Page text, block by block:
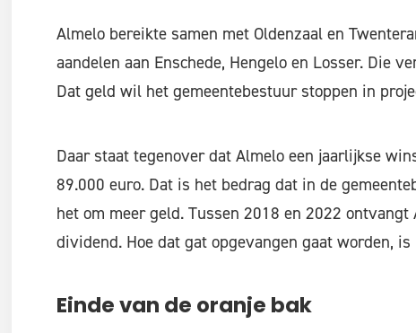
Almelo bereikte samen met Oldenzaal en
aandelen aan Enschede, Hengelo en Losser. Die
Dat geld wil het gemeentebestuur stoppen in
Daar staat tegenover dat Almelo een jaarlijkse
89.000 euro. Dat is het bedrag dat in de
het om meer geld. Tussen 2018 en 2022
dividend. Hoe dat gat opgevangen gaat worden,
Einde van de oranje bak